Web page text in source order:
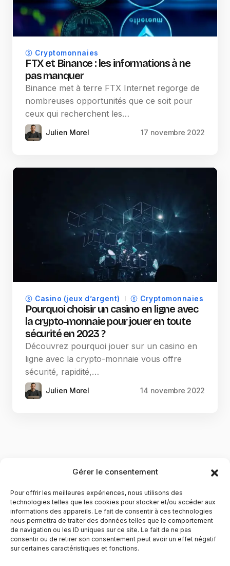
Gérer le consentement
Pour offrir les meilleures expériences, nous utilisons des
technologies telles que les cookies pour stocker et/ou accéder aux
informations des appareils. Le fait de consentir à ces technologies
nous permettra de traiter des données telles que le comportement
de navigation ou les ID uniques sur ce site. Le fait de ne pas
consentir ou de retirer son consentement peut avoir un effet négatif
sur certaines caractéristiques et fonctions.
Cryptomonnaies
FTX et Binance : les informations à ne
pas manquer
Binance met à terre FTX Internet regorge de
nombreuses opportunités que ce soit pour
ceux qui recherchent les…
Julien Morel 17 novembre 2022
Casino (jeux d’argent) Cryptomonnaies
Pourquoi choisir un casino en ligne avec
la crypto-monnaie pour jouer en toute
sécurité en 2023 ?
Découvrez pourquoi jouer sur un casino en
ligne avec la crypto-monnaie vous offre
sécurité, rapidité,…
Julien Morel 14 novembre 2022
YubiGeek est un média français dédié aux nouvelles
technologies, à la culture geek et au numérique. Fondé par